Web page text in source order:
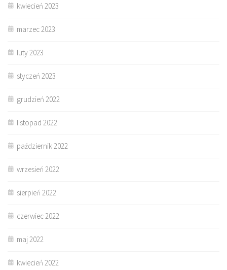
kwiecień 2023
marzec 2023
luty 2023
styczeń 2023
grudzień 2022
listopad 2022
październik 2022
wrzesień 2022
sierpień 2022
czerwiec 2022
maj 2022
kwiecień 2022